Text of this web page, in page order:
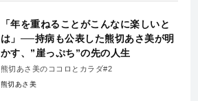
「年を重ねることがこんなに楽しいと
は」──持病も公表した熊切あさ美が明
かす、”崖っぷち”の先の人生
熊切あさ美のココロとカラダ#2
熊切あさ美